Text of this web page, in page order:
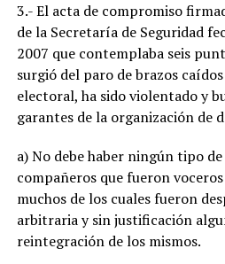
3.- El acta de compromiso
de la Secretaría de Seguridad
2007 que contemplaba seis
surgió del paro de brazos
electoral, ha sido violentado y
garantes de la organización de
a) No debe haber ningún tipo
compañeros que fueron
muchos de los cuales fueron
arbitraria y sin justificación
reintegración de los mismos.